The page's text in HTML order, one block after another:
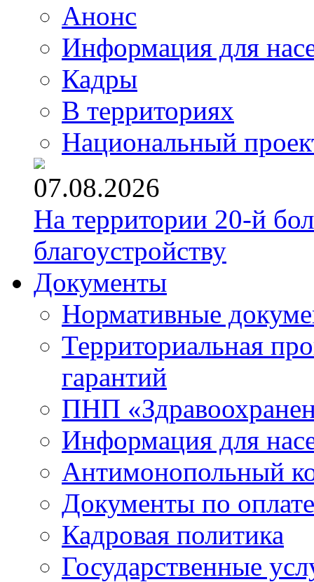
Анонс
Информация для
Кадры
В территориях
Национальный
07.08.2026
На территории 20-й
благоустройству
Документы
Нормативные
Территориальная
гарантий
ПНП
Информация для
Антимонопольный
Документы по
Кадровая политика
Государственные